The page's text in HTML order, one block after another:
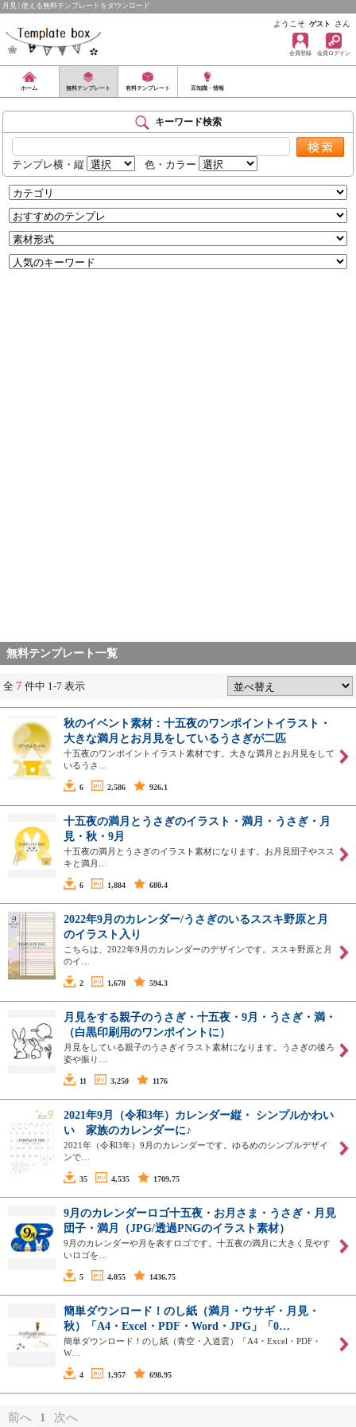
月見 | 使える無料テンプレートをダウンロード
ようこそ ゲスト さん
会員登録 会員ログイン
ホーム 無料テンプレート 有料テンプレート 豆知識・情報
キーワード検索
テンプレ横・縦 色・カラー
無料テンプレート一覧
全 7 件中 1-7 表示
秋のイベント素材：十五夜のワンポイントイラスト・
大きな満月とお月見をしているうさぎが二匹
十五夜のワンポイントイラスト素材です。大きな満月とお月見をして
いるうさ…
6 2,586 926.1
十五夜の満月とうさぎのイラスト・満月・うさぎ・月
見・秋・9月
十五夜の満月とうさぎのイラスト素材になります。お月見団子やスス
キと満月…
6 1,884 680.4
2022年9月のカレンダー/うさぎのいるススキ野原と月
のイラスト入り
こちらは、2022年9月のカレンダーのデザインです。ススキ野原と月
のイ…
2 1,678 594.3
月見をする親子のうさぎ・十五夜・9月・うさぎ・満・
（白黒印刷用のワンポイントに）
月見をしている親子のうさぎイラスト素材になります。うさぎの後ろ
姿や振り…
11 3,250 1176
2021年9月（令和3年）カレンダー縦・ シンプルかわい
い 家族のカレンダーに♪
2021年（令和3年）9月のカレンダーです。ゆるめのシンプルデザイ
ンで…
35 4,535 1709.75
9月のカレンダーロゴ十五夜・お月さま・うさぎ・月見
団子・満月（JPG/透過PNGのイラスト素材）
9月のカレンダーや月を表すロゴです。十五夜の満月に大きく見やす
いロゴを…
5 4,055 1436.75
簡単ダウンロード！のし紙（満月・ウサギ・月見・
秋）「A4・Excel・PDF・Word・JPG」「0…
簡単ダウンロード！のし紙（青空・入道雲）「A4・Excel・PDF・
W…
4 1,957 698.95
前へ 1 次へ